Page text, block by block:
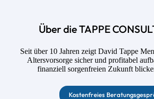
Über die TAPPE
Seit über 10 Jahren zeigt David Tappe
Altersvorsorge sicher und profitabel
finanziell sorgenfreien Zukunft
Kostenfreies